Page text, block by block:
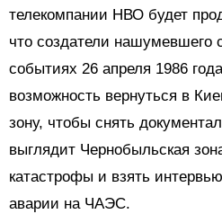
телекомпании НВО будет
что создатели нашумевшего
событиях 26 апреля 1986
возможность вернуться в
зону, чтобы снять
выглядит Чернобыльская
катастрофы и взять
аварии на ЧАЭС.